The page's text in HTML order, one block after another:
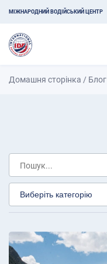
МІЖНАРОДНИЙ ВОДІЙСЬКИЙ ЦЕНТР
Домашня сторінка / Блог